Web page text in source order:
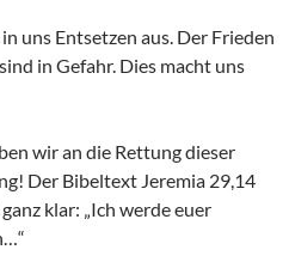
uns Entsetzen aus. Der Frieden
in Gefahr. Dies macht uns
wir an die Rettung dieser
Der Bibeltext Jeremia 29,14
klar: „Ich werde euer